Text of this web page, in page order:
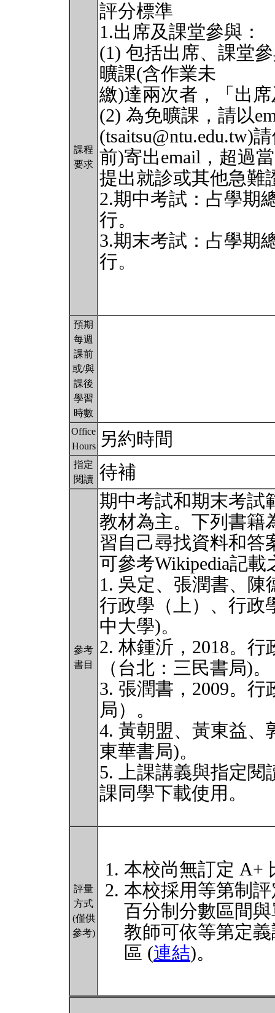
課程
要求
評分標準
1.出席及課堂參與：
(1) 包括出席、課堂
曠課(含作業未
繳)達兩次者，「出
(2) 為免曠課，請以
(tsaitsu@ntu.edu.tw)
前)寄出email，超過
提出就診或其他急難
2.期中考試：占學期
行。
3.期末考試：占學期
行。
預期
每週
課前
或/與
課後
學習
時數
Office
Hours
另約時間
指定
閱讀 待補
參考
書目
期中考試和期末考試
教材為主。下列書籍
習自己尋找資料和答
可參考Wikipedia記載
1. 吳定、張潤書、陳
行政學（上）、行政
中大學)。
2. 林鍾沂，2018。
（台北：三民書局)。
3. 張潤書，2009。
局）。
4. 黃朝盟、黃東益、
東華書局)。
5. 上課講義與指定閱
課同學下載使用。
評量
方式
(僅供
參考)
本校尚無訂定 A+
本校採用等第制
百分制分數區間
教師可依等第定
區 (連結)。